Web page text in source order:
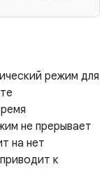
режим для
не прерывает
на нет
к